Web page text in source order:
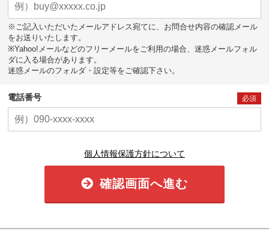
※ご記入いただいたメールアドレス宛てに、お問合せ内容の確認メール
をお送りいたします。
※Yahoo!メールなどのフリーメールをご利用の場合、迷惑メールフォル
ダに入る場合があります。
迷惑メールのフォルダ・設定等をご確認下さい。
電話番号 必須
個人情報保護方針について
確認画面へ進む